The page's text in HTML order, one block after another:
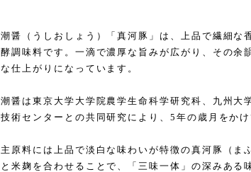
潮醤（うしおしょう）「真河豚」は、上品で繊細な
酵調味料です。一滴で濃厚な旨みが広がり、その余
な仕上がりになっています。
潮醤は東京大学大学院農学生命科学研究科、九州大
技術センターとの共同研究により、5年の歳月をかけ
主原料には上品で淡白な味わいが特徴の真河豚（ま
と米麹を合わせることで、「三味一体」の深みある